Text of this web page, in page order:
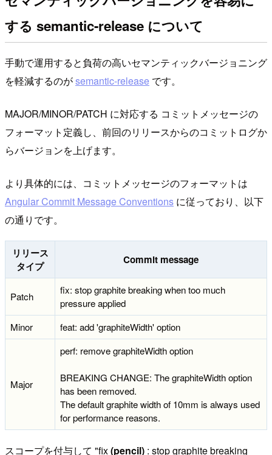
する semantic-release について
手動で運用すると負荷の高いセマンティックバージョニング
を軽減するのがsemantic-release です。
MAJOR/MINOR/PATCH に対応する コミットメッセージの
フォーマット定義し、前回のリリースからのコミットログか
らバージョンを上げます。
より具体的には、コミットメッセージのフォーマットは
Angular Commit Message Conventions に従っており、以下
の通りです。
リリース
タイプ
Commit message
Patch
fix: stop graphite breaking when too much
pressure applied
Minor
feat: add 'graphiteWidth' option
Major
perf: remove graphiteWidth option
BREAKING CHANGE: The graphiteWidth option
has been removed.
The default graphite width of 10mm is always used
for performance reasons.
スコープを付与して "fix(pencil) : stop graphite breaking